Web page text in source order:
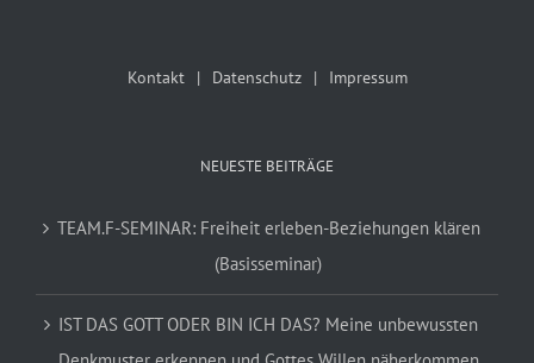
Kontakt Datenschutz Impressum
NEUESTE BEITRÄGE
TEAM.F-SEMINAR: Freiheit erleben-Beziehungen klären
(Basisseminar)
IST DAS GOTT ODER BIN ICH DAS? Meine unbewussten